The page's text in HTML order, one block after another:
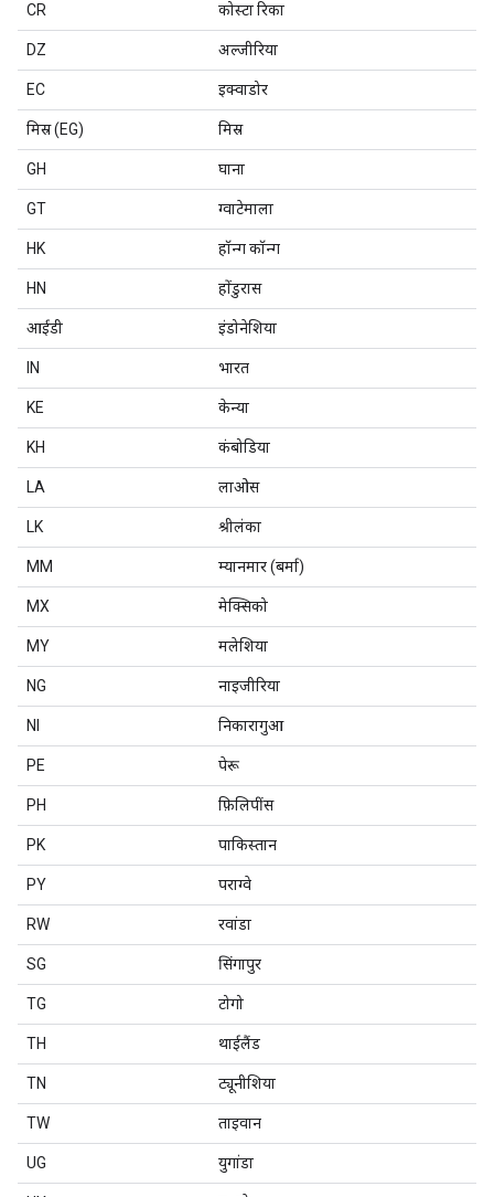
CR कोस्टा रिका
DZ अल्जीरिया
EC इक्वाडोर
मिस्र (EG) मिस्र
GH घाना
GT ग्वाटेमाला
HK हॉन्ग कॉन्ग
HN होंडुरास
आईडी इंडोनेशिया
IN भारत
KE केन्या
KH कंबोडिया
LA लाओस
LK श्रीलंका
MM म्यानमार (बर्मा)
MX मेक्सिको
MY मलेशिया
NG नाइजीरिया
NI निकारागुआ
PE पेरू
PH फ़िलिपींस
PK पाकिस्तान
PY पराग्वे
RW रवांडा
SG सिंगापुर
TG टोगो
TH थाईलैंड
TN ट्यूनीशिया
TW ताइवान
UG युगांडा